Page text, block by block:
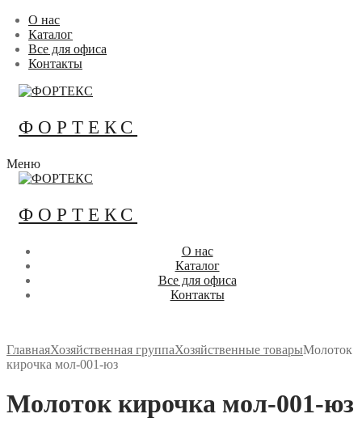
Перейти
содержимому
Меню
Закрыть
О нас
Каталог
Все для офиса
Контакты
ФОРТЕКС
Меню
ФОРТЕКС
О нас
Каталог
Все для офиса
Контакты
ГлавнаяХозяйственная группаХозяйственные товарыМолоток
кирочка мол-001-юз
Молоток кирочка мол-001-юз